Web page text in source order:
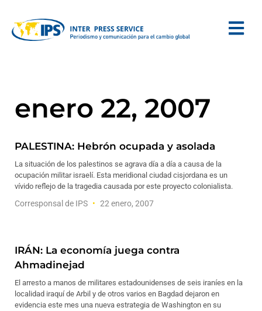
enero 22, 2007
PALESTINA: Hebrón ocupada y asolada
La situación de los palestinos se agrava día a día a causa de la
ocupación militar israelí. Esta meridional ciudad cisjordana es un
vívido reflejo de la tragedia causada por este proyecto colonialista.
Corresponsal de IPS 22 enero, 2007
IRÁN: La economía juega contra
Ahmadinejad
El arresto a manos de militares estadounidenses de seis iraníes en la
localidad iraquí de Arbil y de otros varios en Bagdad dejaron en
evidencia este mes una nueva estrategia de Washington en su